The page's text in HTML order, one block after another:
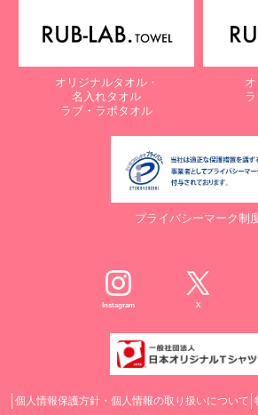
オリジナルタオル・
名入れタオル
ラブ・ラボタオル
プライバシーマーク制
Instagram X
個人情報保護方針・個人情報の取り扱いについて